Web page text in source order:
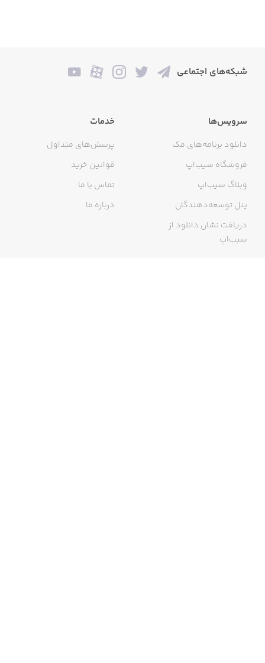
شبکه‌های اجتماعی
سرویس‌ها
دانلود برنامه‌های مک
فروشگاه سیب‌اپ
وبلاگ سیب‌اپ
پنل توسعه‌دهندگان
دریافت نشان دانلود از
سیب‌اپ
خدمات
پرسش‌های متداول
قوانین خرید
تماس با ما
درباره ما